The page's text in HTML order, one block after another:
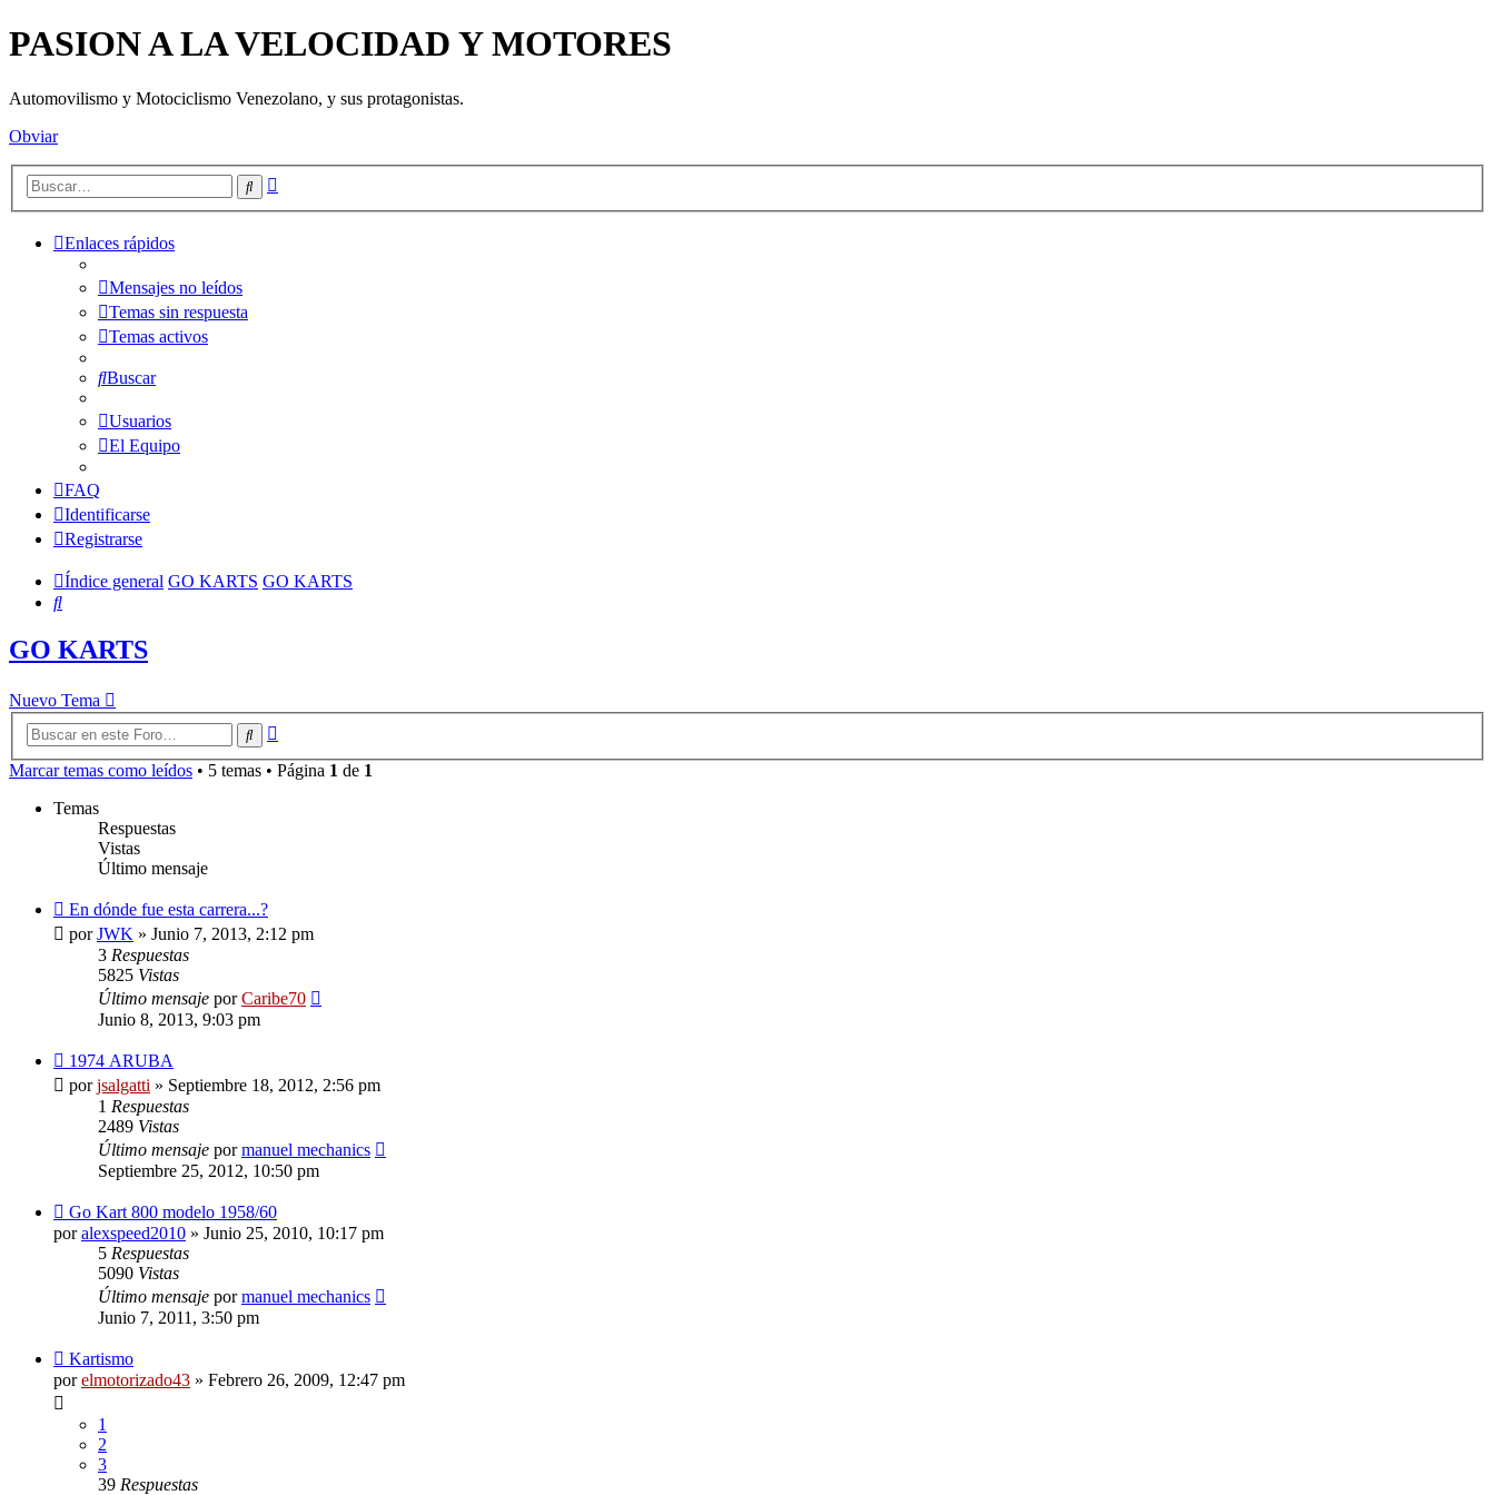
PASION A LA VELOCIDAD Y MOTORES
Automovilismo y Motociclismo Venezolano, y sus protagonistas.
Obviar
Buscar
Enlaces rápidos
Mensajes no leídos
Temas sin respuesta
Temas activos
Buscar
Usuarios
El Equipo
FAQ
Identificarse
Registrarse
Índice general GO KARTS GO KARTS
Buscar
GO KARTS
Nuevo Tema
Buscar
Marcar temas como leídos • 5 temas • Página 1 de 1
Temas
Respuestas
Vistas
Último mensaje
En dónde fue esta carrera...?
porJWK » Junio 7, 2013, 2:12 pm
3 Respuestas
5825 Vistas
Último mensaje porCaribe70
Junio 8, 2013, 9:03 pm
1974 ARUBA
porjsalgatti » Septiembre 18, 2012, 2:56 pm
1 Respuestas
2489 Vistas
Último mensaje pormanuel mechanics
Septiembre 25, 2012, 10:50 pm
Go Kart 800 modelo 1958/60
poralexspeed2010 » Junio 25, 2010, 10:17 pm
5 Respuestas
5090 Vistas
Último mensaje pormanuel mechanics
Junio 7, 2011, 3:50 pm
Kartismo
porelmotorizado43 » Febrero 26, 2009, 12:47 pm
1
2
3
39 Respuestas